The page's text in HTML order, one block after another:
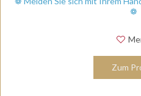
❁
Zum